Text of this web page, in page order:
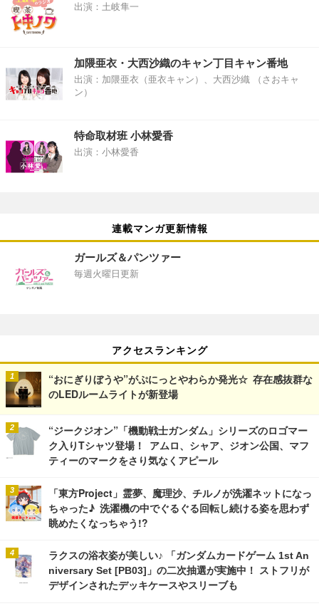
出演：土岐隼一
加隈亜衣・大西沙織のキャン丁目キャン番地
出演：加隈亜衣（亜衣キャン）、大西沙織 （さおキャ
ン）
特命取材班 小林愛香
出演：小林愛香
連載マンガ更新情報
ガールズ＆パンツァー
毎週火曜日更新
アクセスランキング
“おにぎりぼうや”がぷにっとやわらか発光☆ 存在感抜群な
のLEDルームライトが新登場
“ジークジオン”「機動戦士ガンダム」シリーズのロゴマー
ク入りTシャツ登場！ アムロ、シャア、ジオン公国、マフ
ティーのマークをさり気なくアピール
「東方Project」霊夢、魔理沙、チルノが洗濯ネットになっ
ちゃった♪ 洗濯機の中でぐるぐる回転し続ける姿を思わず
眺めたくなっちゃう!?
ラクスの浴衣姿が美しい♪ 「ガンダムカードゲーム 1st An
niversary Set [PB03]」の二次抽選が実施中！ ストフリが
デザインされたデッキケースやスリーブも